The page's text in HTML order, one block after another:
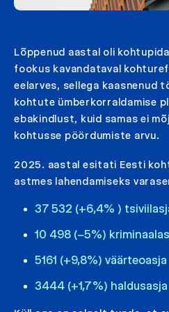
Lõppenud aastal oli
fookus kavandataval
eelarves, sellega kaasnenud
kohtute ümberkorraldamise
ebakindlust, kuid samas ei
kohtusse pöördumiste arvu.
2025. aastal esitati Eesti
astmes lahendamiseks
37 532 (+6,4% )
10 498 (−5%)
5161 (+9,8%) väärteoasja
3444 (+1,7%) haldusasja